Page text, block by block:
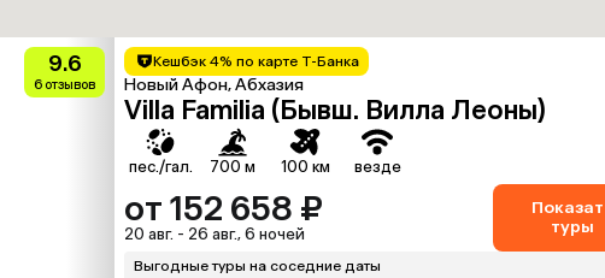
9.6
6 отзывов
Кешбэк 4% по карте Т-Банка
Новый Афон, Абхазия
Villa Familia (Бывш. Вилла Леоны)
пес./гал. 700 м 100 км везде
от 152 658 ₽
20 авг. - 26 авг., 6 ночей
туры
Выгодные туры на соседние даты